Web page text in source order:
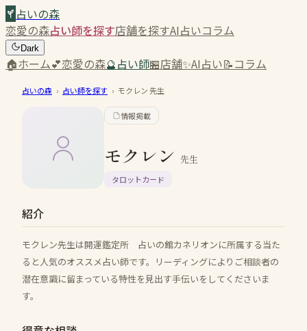
占いの森
恋愛の森占い師を探す店舗を探すAI占いコラム
Dark
🏠ホーム💕恋愛の森🔮占い師🏪店舗✨AI占い📝コラム
占いの森 › 占い師を探す › モクレン先生
情報掲載
モクレン 先生
タロットカード
紹介
モクレン先生は開運鑑定所 占いの館カネリオンに所属する当た
ると人気のオススメ占い師です。リーディングによりご相談者の
潜在意識に留まっている特性を見出す手伝いをしてくださいま
す。